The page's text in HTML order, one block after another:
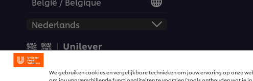
We gebruiken cookies en vergelijkbare technieken om jouw ervaring op onze
om jou van verschillende functionaliteiten te voorzien (zoals onthouden wat je